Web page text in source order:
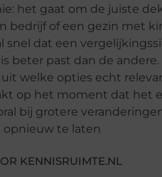
het gaat om de juiste
bedrijf of een gezin met
snel dat een
beter past dan de
welke opties echt
op het moment dat het
bij grotere
te laten
KENNISRUIMTE.NL